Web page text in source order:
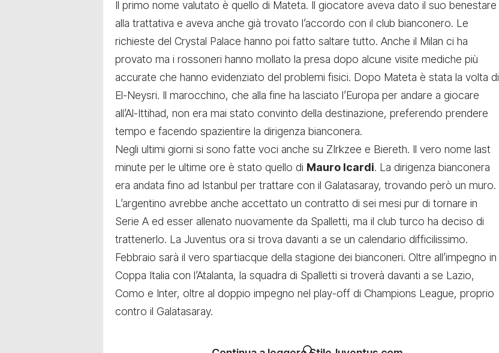
Il primo nome valutato è quello di Mateta. Il giocatore aveva dato il suo benestare
alla trattativa e aveva anche già trovato l’accordo con il club bianconero. Le
richieste del Crystal Palace hanno poi fatto saltare tutto. Anche il Milan ci ha
provato ma i rossoneri hanno mollato la presa dopo alcune visite mediche più
accurate che hanno evidenziato del problemi fisici. Dopo Mateta è stata la volta di
El-Neysri. Il marocchino, che alla fine ha lasciato l’Europa per andare a giocare
all’Al-Ittihad, non era mai stato convinto della destinazione, preferendo prendere
tempo e facendo spazientire la dirigenza bianconera.
Negli ultimi giorni si sono fatte voci anche su ZIrkzee e Biereth. Il vero nome last
minute per le ultime ore è stato quello di Mauro Icardi. La dirigenza bianconera
era andata fino ad Istanbul per trattare con il Galatasaray, trovando però un muro.
L’argentino avrebbe anche accettato un contratto di sei mesi pur di tornare in
Serie A ed esser allenato nuovamente da Spalletti, ma il club turco ha deciso di
trattenerlo. La Juventus ora si trova davanti a se un calendario difficilissimo.
Febbraio sarà il vero spartiacque della stagione dei bianconeri. Oltre all’impegno in
Coppa Italia con l’Atalanta, la squadra di Spalletti si troverà davanti a se Lazio,
Como e Inter, oltre al doppio impegno nel play-off di Champions League, proprio
contro il Galatasaray.